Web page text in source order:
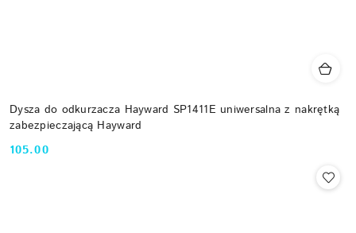
Dysza do odkurzacza Hayward SP1411E uniwersalna z nakrętką
zabezpieczającą Hayward
Cena:
105.00